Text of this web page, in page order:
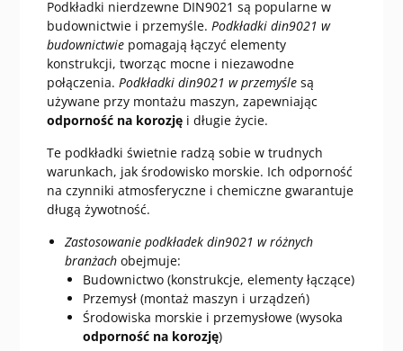
Podkładki nierdzewne DIN9021 są popularne w
budownictwie i przemyśle. Podkładki din9021 w
budownictwiepomagają łączyć elementy
konstrukcji, tworząc mocne i niezawodne
połączenia. Podkładki din9021 w przemyślesą
używane przy montażu maszyn, zapewniając
odporność na korozjęi długie życie.
Te podkładki świetnie radzą sobie w trudnych
warunkach, jak środowisko morskie. Ich odporność
na czynniki atmosferyczne i chemiczne gwarantuje
długą żywotność.
Zastosowanie podkładek din9021 w różnych
branżachobejmuje:
Budownictwo (konstrukcje, elementy łączące)
Przemysł (montaż maszyn i urządzeń)
Środowiska morskie i przemysłowe (wysoka
odporność na korozję)